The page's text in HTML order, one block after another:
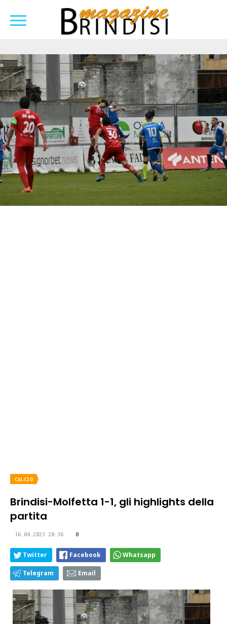
CALCIO
Brindisi-Molfetta 1-1, gli highlights della
partita
16.04.2023 20:36 0
Twitter Facebook Whatsapp
Telegram Email